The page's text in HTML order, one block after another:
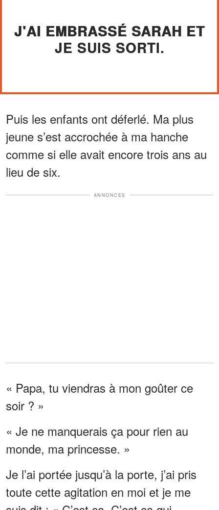
J'AI EMBRASSÉ SARAH ET
JE SUIS SORTI.
Puis les enfants ont déferlé. Ma plus
jeune s’est accrochée à ma hanche
comme si elle avait encore trois ans au
lieu de six.
ANNONCES
« Papa, tu viendras à mon goûter ce
soir ? »
« Je ne manquerais ça pour rien au
monde, ma princesse. »
Je l’ai portée jusqu’à la porte, j’ai pris
toute cette agitation en moi et je me